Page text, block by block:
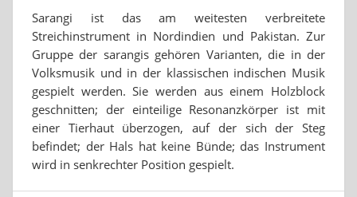
Sarangi ist das am weitesten verbreitete
Streichinstrument in Nordindien und Pakistan. Zur
Gruppe der sarangis gehören Varianten, die in der
Volksmusik und in der klassischen indischen Musik
gespielt werden. Sie werden aus einem Holzblock
geschnitten; der einteilige Resonanzkörper ist mit
einer Tierhaut überzogen, auf der sich der Steg
befindet; der Hals hat keine Bünde; das Instrument
wird in senkrechter Position gespielt.